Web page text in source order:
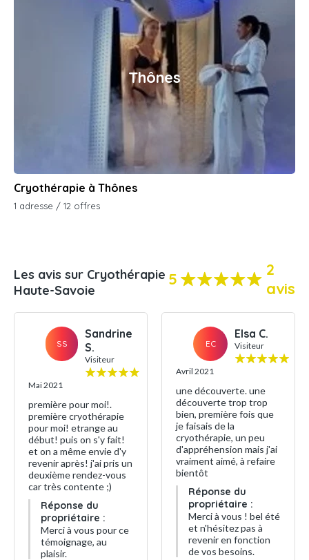
Thônes
Cryothérapie à Thônes
1 adresse / 12 offres
Les avis sur Cryothérapie
Haute-Savoie
5
2
avis
SS
Sandrine
S.
Visiteur
Mai 2021
première pour moi!.
première cryothérapie
pour moi! etrange au
début! puis on s'y fait!
et on a même envie d'y
revenir après! j'ai pris un
deuxième rendez-vous
car très contente ;)
Réponse du
propriétaire :
Merci à vous pour ce
témoignage, au
plaisir.
EC
Elsa C.
Visiteur
Avril 2021
une découverte. une
découverte trop trop
bien, première fois que
je faisais de la
cryothérapie, un peu
d'appréhension mais j'ai
vraiment aimé, à refaire
bientôt
Réponse du
propriétaire :
Merci à vous ! bel été
et n'hésitez pas à
revenir en fonction
de vos besoins.